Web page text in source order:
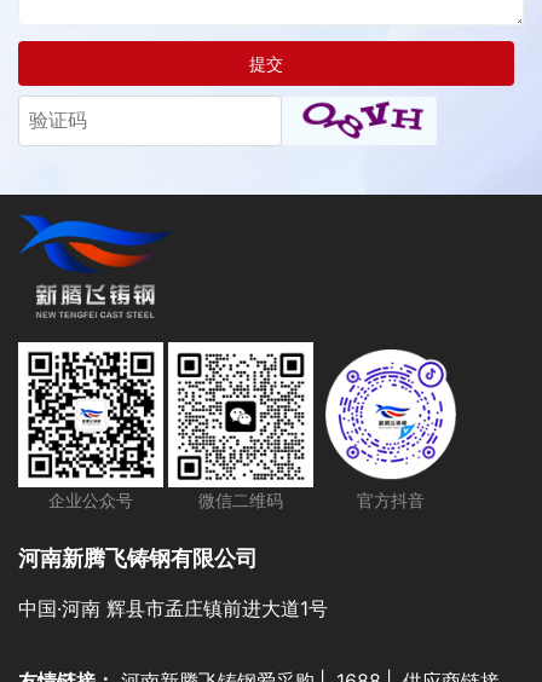
提交
企业公众号 微信二维码 官方抖音
河南新腾飞铸钢有限公司
中国·河南 辉县市孟庄镇前进大道1号